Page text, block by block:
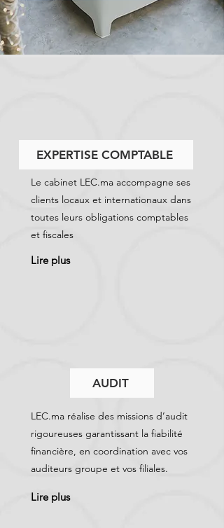
EXPERTISE COMPTABLE
Le cabinet LEC.ma accompagne ses
clients locaux et internationaux dans
toutes leurs obligations comptables
et fiscales
Lire plus
AUDIT
Lire plus
LEC.ma réalise des missions d’audit
rigoureuses garantissant la fiabilité
financière, en coordination avec vos
auditeurs groupe et vos filiales.